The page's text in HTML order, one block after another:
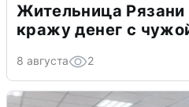
Жительница
кражу денег с
8 августа 2